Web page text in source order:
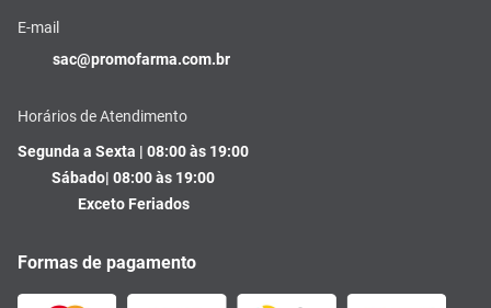
E-mail
sac@promofarma.com.br
Horários de Atendimento
Segunda a Sexta | 08:00 às 19:00
Sábado| 08:00 às 19:00
Exceto Feriados
Formas de pagamento